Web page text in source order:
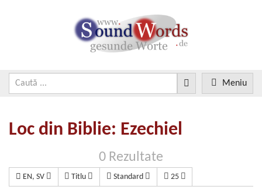
Meniu
Loc din Biblie: Ezechiel
0 Rezultate
EN, SV Titlu Standard 25